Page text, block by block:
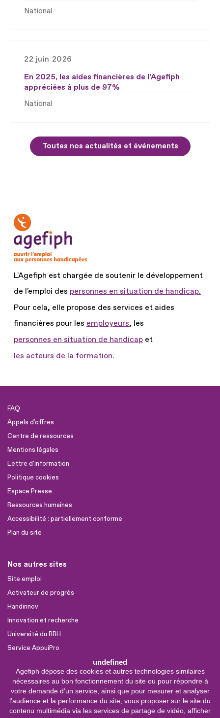
undefined
Agefiph dépose des cookies et autres technologies similaires
nécessaires au bon fonctionnement du site ou pour répondre à
votre demande d’un service, ainsi que pour mesurer et analyser
l’audience et la performance du site, vous proposer sur le site du
contenu multimédia via les services de partage de vidéo, afficher
National
22 juin 2026
En 2025, les aides financières de l'Agefiph
appréciées à plus de 97%
National
Toutes nos actualités et événements
L'Agefiph est chargée de soutenir le développement
de l'emploi des personnes en situation de handicap.
Pour cela, elle propose des services et aides
financières pour les employeurs, les
personnes en situation de handicap et
les acteurs de la formation.
FAQ
Appels d'offres
Centre de ressources
Mentions légales
Lettre d'information
Politique cookies
Espace Presse
Ressources humaines
Accessibilité : partiellement conforme
Plan du site
Nos autres sites
Site emploi
Activateur de progrès
Handinnov
Innovation et recherche
Université du RRH
Service AppuiPro
Nous suivre
Youtube
Linkedin